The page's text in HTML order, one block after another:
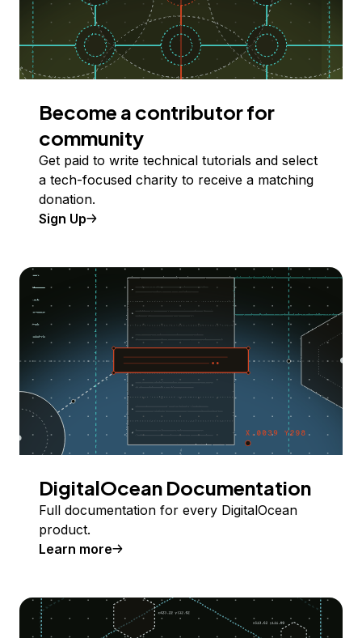
Become a contributor for
community
Get paid to write technical tutorials and select
a tech-focused charity to receive a matching
donation.
Sign Up
DigitalOcean Documentation
Full documentation for every DigitalOcean
product.
Learn more